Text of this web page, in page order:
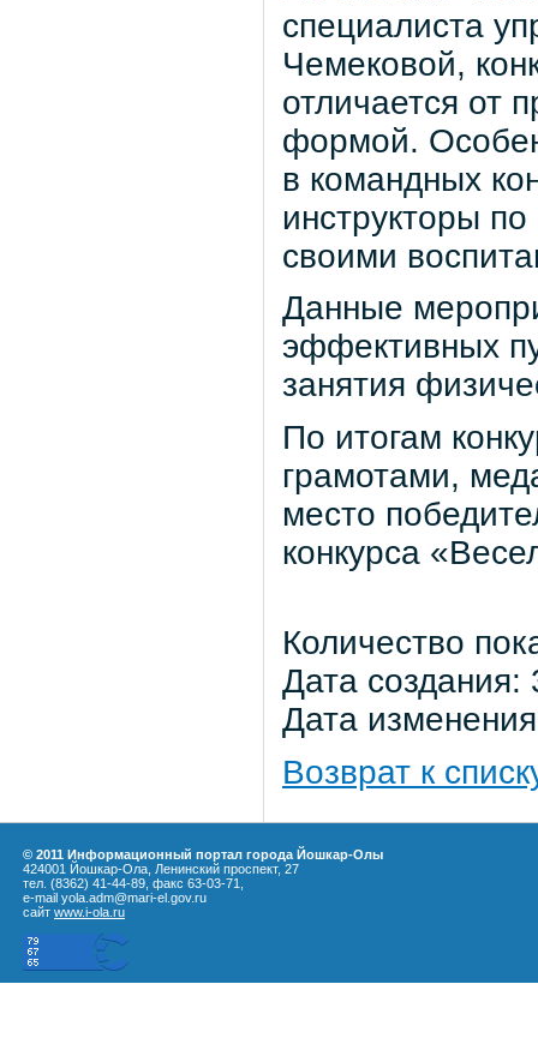
специалиста
Чемековой,
отличается от
формой.
в командных
инструкторы
своими
Данные
эффективных
занятия
По итогам
грамотами,
место
конкурса
Количество
Дата
Дата
Возврат к
© 2011 Информационный портал города Йошкар-Олы
424001 Йошкар-Ола, Ленинский проспект, 27
тел. (8362) 41-44-89, факс 63-03-71,
e-mail yola.adm@mari-el.gov.ru
сайт www.i-ola.ru